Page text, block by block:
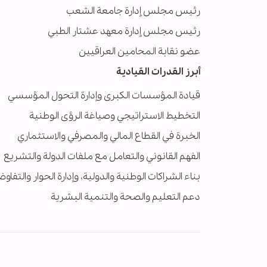
رئيس مجلس إدارة جامعة الشعب
رئيس مجلس إدارة معهد عشتار الطبي
عضو نقابة المحامين العراقيين
أبرز القدرات القيادية
قيادة المؤسسات الكبرى وإدارة التحول المؤسسي
التخطيط الاستراتيجي وصياغة الرؤى الوطنية
الخبرة في القطاع المالي والمصرفي والاستثماري
الفهم القانوني والتعامل مع ملفات الدولة والتشريع
بناء الشراكات الوطنية والدولية، وإدارة الحوار
دعم التعليم والصحة والتنمية البشرية